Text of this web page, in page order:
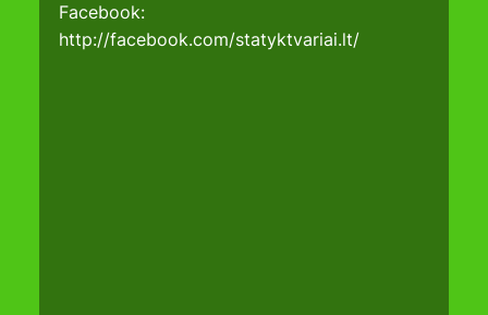
Facebook:
http://facebook.com/statyktvariai.lt/